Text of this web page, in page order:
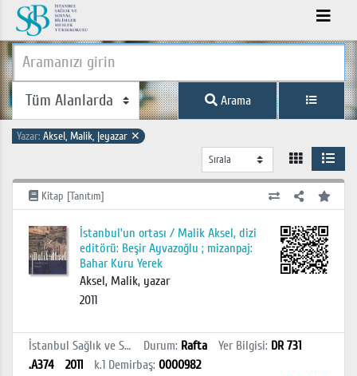
Arama
Yazar: Aksel, Malik, |eyazar ✕
Kitap [Tanıtım]
İstanbul’un ortası / Malik Aksel, dizi
editörü: Beşir Ayvazoğlu ; mizanpaj:
Bahar Kuru Yerek
Aksel, Malik, yazar
2011
İstanbul Sağlık ve Sosyal Bilimler MYO Kütüphanesi Durum: Rafta Yer Bilgisi: DR 731
.A374
2011 k.1 Demirbaş: 0000982